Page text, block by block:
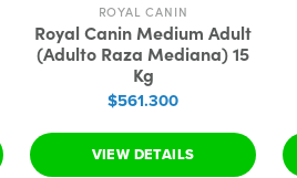
ROYAL CANIN
Royal Canin Medium Adult
(Adulto Raza Mediana) 15
Kg
$561.300
VIEW DETAILS